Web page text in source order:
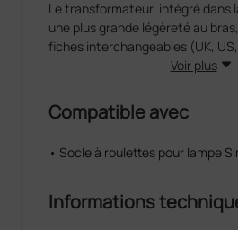
Le transformateur, intégré dans
une plus grande légèreté au
fiches interchangeables (UK, US,
Voir plus
Compatible avec
• Socle à roulettes pour lampe
Informations